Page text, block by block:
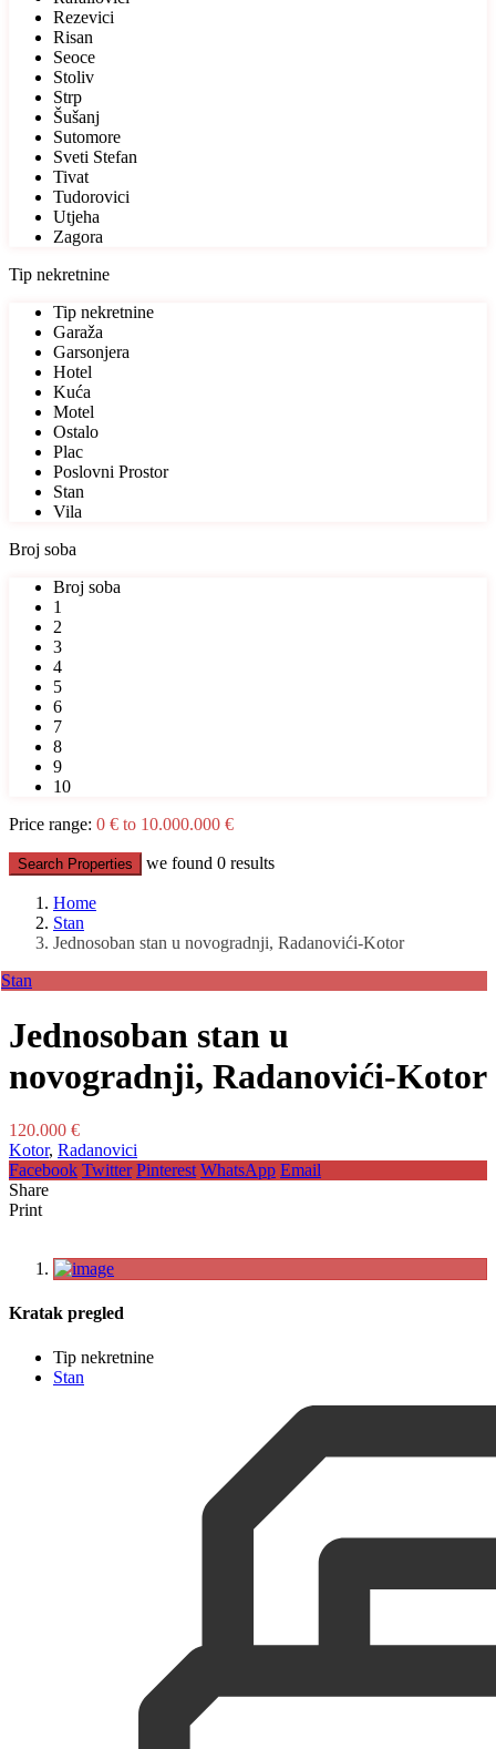
Rezevici
Risan
Seoce
Stoliv
Strp
Šušanj
Sutomore
Sveti Stefan
Tivat
Tudorovici
Utjeha
Zagora
Tip nekretnine
Tip nekretnine
Garaža
Garsonjera
Hotel
Kuća
Motel
Ostalo
Plac
Poslovni Prostor
Stan
Vila
Broj soba
Broj soba
1
2
3
4
5
6
7
8
9
10
Price range: 0 € to 10.000.000 €
Search Properties we found 0 results
Home
Stan
Jednosoban stan u novogradnji, Radanovići-Kotor
Stan
Jednosoban stan u
novogradnji, Radanovići-Kotor
120.000 €
Kotor, Radanovici
Facebook Twitter Pinterest WhatsApp Email
Share
Print
Kratak pregled
Tip nekretnine
Stan